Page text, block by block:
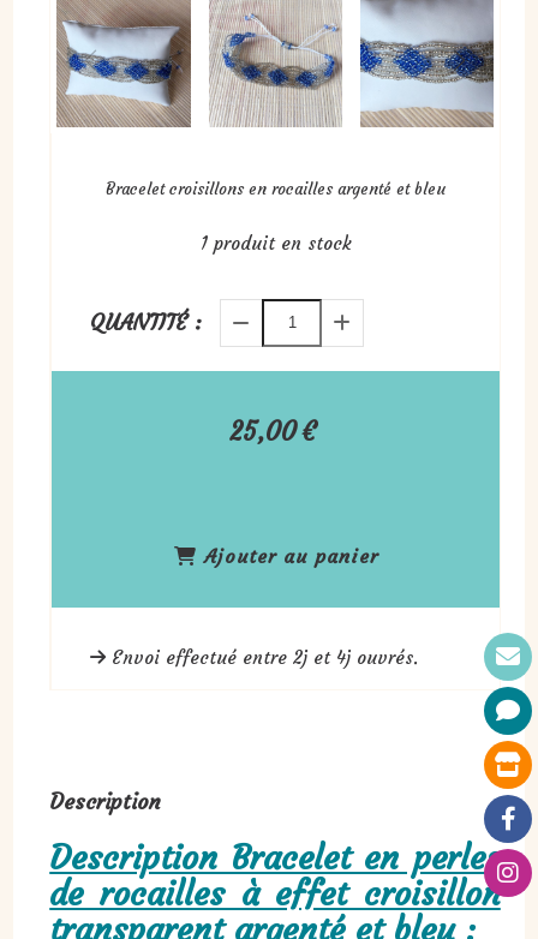
Bracelet croisillons en rocailles argenté et bleu
25,00€
1produit en stock
QUANTITÉ :
Ajouter au panier
Envoi effectué entre 2j et 4j ouvrés.
Description
Description Bracelet en perles
de rocailles à effet croisillon
transparent argenté et bleu :